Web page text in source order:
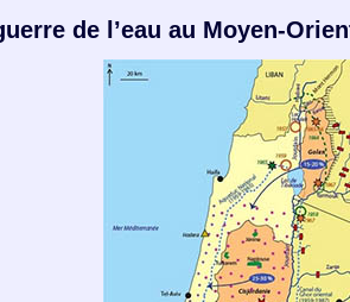
de l’eau au Moyen-